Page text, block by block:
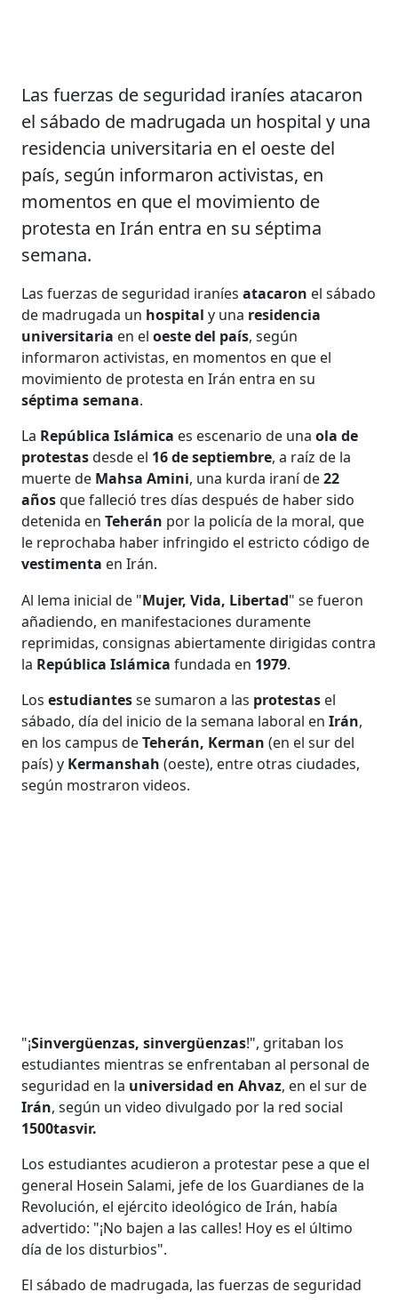
Las fuerzas de seguridad iraníes atacaron
el sábado de madrugada un hospital y una
residencia universitaria en el oeste del
país, según informaron activistas, en
momentos en que el movimiento de
protesta en Irán entra en su séptima
semana.
Las fuerzas de seguridad iraníesatacaron el sábado
de madrugada un hospital y una residencia
universitaria en eloeste del país, según
informaron activistas, en momentos en que el
movimiento de protesta en Irán entra en su
séptima semana.
La República Islámica es escenario de unaola de
protestasdesde el 16 de septiembre, a raíz de la
muerte de Mahsa Amini, una kurda iraní de22
añosque falleció tres días después de haber sido
detenida enTeherán por la policía de la moral, que
le reprochaba haber infringido el estricto código de
vestimenta en Irán.
Al lema inicial de "Mujer, Vida, Libertad" se fueron
añadiendo, en manifestaciones duramente
reprimidas, consignas abiertamente dirigidas contra
la República Islámica fundada en 1979.
Losestudiantesse sumaron a las protestas el
sábado, día del inicio de la semana laboral en Irán,
en los campus deTeherán, Kerman (en el sur del
país) y Kermanshah (oeste), entre otras ciudades,
según mostraron videos.
"¡Sinvergüenzas, sinvergüenzas!", gritaban los
estudiantes mientras se enfrentaban al personal de
seguridad en la universidad en Ahvaz, en el sur de
Irán, según un video divulgado por la red social
1500tasvir.
Los estudiantes acudieron a protestar pese a que el
general Hosein Salami, jefe de los Guardianes de la
Revolución, el ejército ideológico de Irán, había
advertido: "¡No bajen a las calles! Hoy es el último
día de los disturbios".
El sábado de madrugada, las fuerzas de seguridad